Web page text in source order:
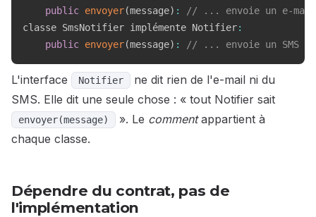
public envoyer(message) :
// ... envoie un e-mail
classe SmsNotifier implémente Notifier:
public envoyer(message) : // ... envoie un SMS
L'interface Notifier
ne dit rien de l'e-mail ni du
SMS. Elle dit une seule chose : « tout Notifier sait
envoyer(message) ». Le commentappartient à
chaque classe.
Dépendre du contrat, pas de
l'implémentation